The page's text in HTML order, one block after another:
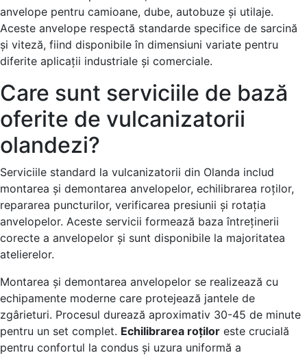
anvelope pentru camioane, dube, autobuze și utilaje.
Aceste anvelope respectă standarde specifice de sarcină
și viteză, fiind disponibile în dimensiuni variate pentru
diferite aplicații industriale și comerciale.
Care sunt serviciile de bază
oferite de vulcanizatorii
olandezi?
Serviciile standard la vulcanizatorii din Olanda includ
montarea și demontarea anvelopelor, echilibrarea roților,
repararea puncturilor, verificarea presiunii și rotația
anvelopelor. Aceste servicii formează baza întreținerii
corecte a anvelopelor și sunt disponibile la majoritatea
atelierelor.
Montarea și demontarea anvelopelor se realizează cu
echipamente moderne care protejează jantele de
zgârieturi. Procesul durează aproximativ 30-45 de minute
pentru un set complet. Echilibrarea roților este crucială
pentru confortul la condus și uzura uniformă a